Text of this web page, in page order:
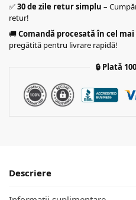
✅30 de zile retur simplu –
retur!
🚚Comandă procesată în cel
pregătită pentru livrare rapidă!
🔒 Plată
Descriere